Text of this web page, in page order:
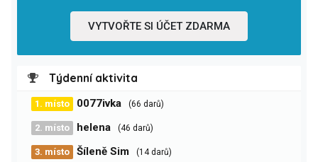
VYTVOŘTE SI ÚČET ZDARMA
Týdenní aktivita
1. místo 0077ivka (66 darů)
2. místo helena (46 darů)
3. místo Šíleně Sim (14 darů)